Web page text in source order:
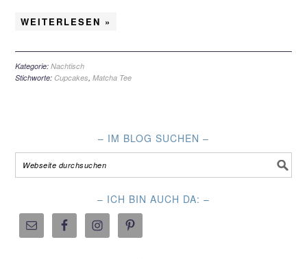
WEITERLESEN »
Kategorie:Nachtisch
Stichworte:Cupcakes ,Matcha Tee
– IM BLOG SUCHEN –
– ICH BIN AUCH DA: –